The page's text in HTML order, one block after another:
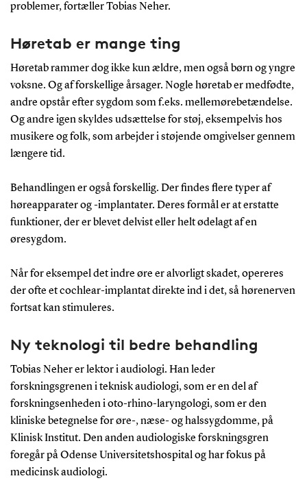
problemer, fortæller Tobias Neher.
Høretab er mange ting
Høretab rammer dog ikke kun ældre, men også børn og yngre
voksne. Og af forskellige årsager. Nogle høretab er medfødte,
andre opstår efter sygdom som f.eks. mellemørebetændelse.
Og andre igen skyldes udsættelse for støj, eksempelvis hos
musikere og folk, som arbejder i støjende omgivelser gennem
længere tid.
Behandlingen er også forskellig. Der findes flere typer af
høreapparater og -implantater. Deres formål er at erstatte
funktioner, der er blevet delvist eller helt ødelagt af en
øresygdom.
Når for eksempel det indre øre er alvorligt skadet, opereres
der ofte et cochlear-implantat direkte ind i det, så hørenerven
fortsat kan stimuleres.
Ny teknologi til bedre behandling
Tobias Neher er lektor i audiologi. Han leder
forskningsgrenen i teknisk audiologi, som er en del af
forskningsenheden i oto-rhino-laryngologi, som er den
kliniske betegnelse for øre-, næse- og halssygdomme, på
Klinisk Institut. Den anden audiologiske forskningsgren
foregår på Odense Universitetshospital og har fokus på
medicinsk audiologi.